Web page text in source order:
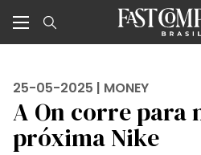
25-05-2025 | MONEY
A On corre para
próxima Nike